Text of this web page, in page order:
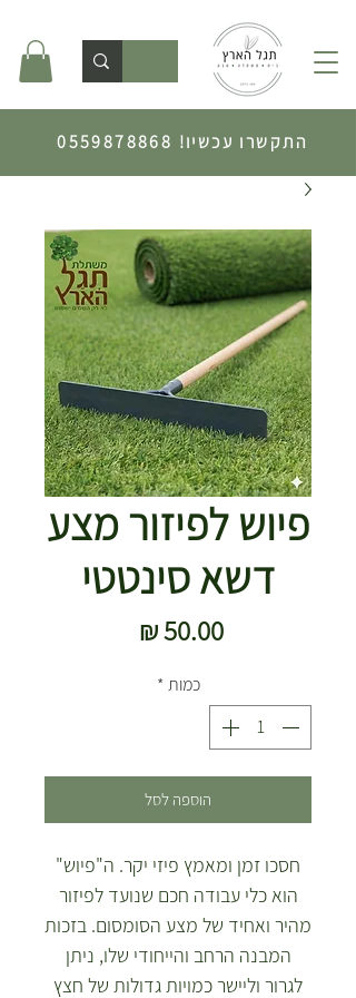
התקשרו עכשיו! 0559878868
פיוש לפיזור מצע
דשא סינטטי
‏50.00 ‏₪
כמות *
הוספה לסל
חסכו זמן ומאמץ פיזי יקר. ה"פיוש"
הוא כלי עבודה חכם שנועד לפיזור
מהיר ואחיד של מצע הסומסום. בזכות
המבנה הרחב והייחודי שלו, ניתן
לגרור וליישר כמויות גדולות של חצץ